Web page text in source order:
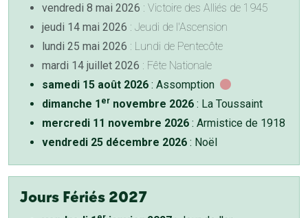
vendredi 8 mai 2026 : Victoire des Alliés de 1945
jeudi 14 mai 2026 : Jeudi de l'Ascension
lundi 25 mai 2026 : Lundi de Pentecôte
mardi 14 juillet 2026 : Fête Nationale
samedi 15 août 2026 : Assomption
dimanche 1 er novembre 2026 : La Toussaint
mercredi 11 novembre 2026 : Armistice de 1918
vendredi 25 décembre 2026 : Noël
Jours Fériés 2027